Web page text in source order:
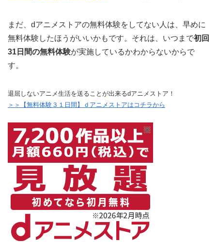
まだ、dアニメストアの無料体験をしてない人は、早めに
無料体験したほうがいいかもです。それは、いつまで初回
31日間の無料体験が実施しているかわからないからで
す。
退屈しないアニメ生活を送ることが出来るdアニメストア！
＞＞【無料体験３１日間】ｄアニメストアはコチラから